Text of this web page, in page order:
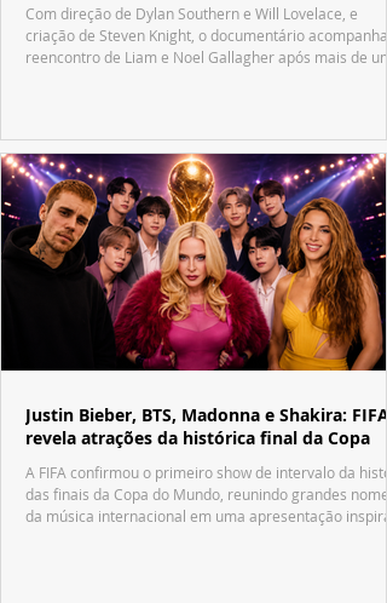
Com direção de Dylan Southern e Will Lovelace, e
criação de Steven Knight, o documentário acompanha
reencontro de Liam e Noel Gallagher após mais de
Justin Bieber, BTS, Madonna e Shakira: FIFA
revela atrações da histórica final da Copa
A FIFA confirmou o primeiro show de intervalo da
das finais da Copa do Mundo, reunindo grandes nomes
da música internacional em uma apresentação